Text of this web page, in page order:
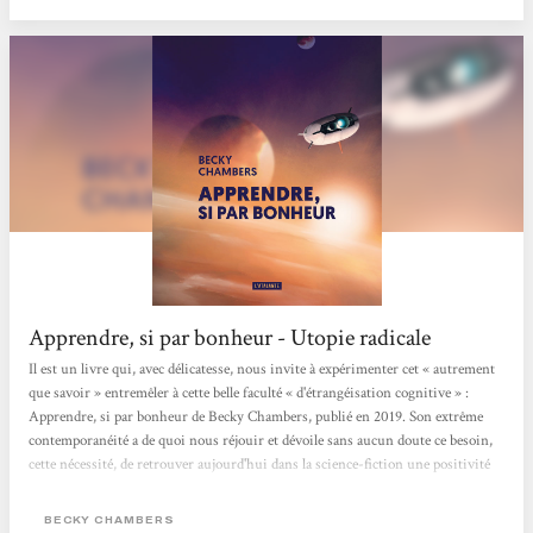
Apprendre, si par bonheur - Utopie radicale
Il est un livre qui, avec délicatesse, nous invite à expérimenter cet « autrement
que savoir » entremêler à cette belle faculté « d'étrangéisation cognitive » :
Apprendre, si par bonheur de Becky Chambers, publié en 2019. Son extrême
contemporanéité a de quoi nous réjouir et dévoile sans aucun doute ce besoin,
cette nécessité, de retrouver aujourd'hui dans la science-fiction une positivité
spatiale faisant partie « d'un vaste programme d'étude écologique...
BECKY CHAMBERS